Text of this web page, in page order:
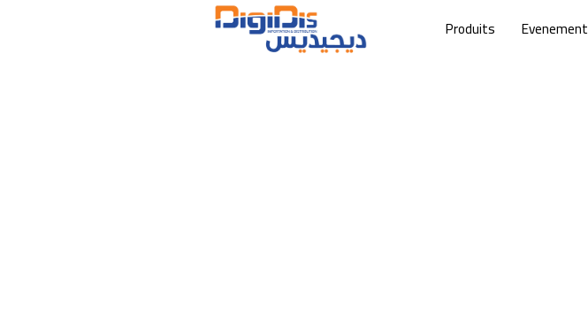
Produits Evenement